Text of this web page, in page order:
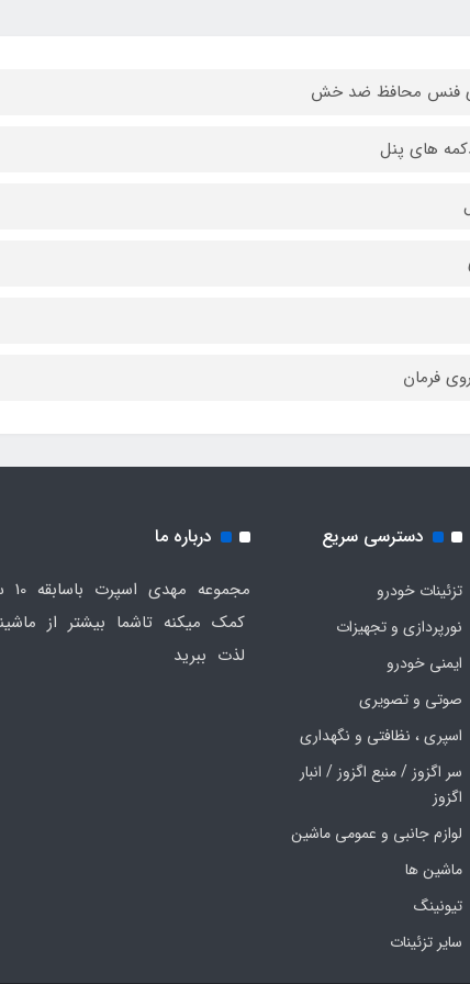
فنس محافظ ضد خش
های پنل
فرمان
دسترسی سریع
تزئینات خودرو
نورپردازی و تجهیزات
ایمنی خودرو
صوتی و تصویری
اسپری ، نظافتی و نگهداری
سر اگزوز / منبع اگزوز / انبار
اگزوز
لوازم جانبی و عمومی ماشین
ماشین ها
تیونینگ
سایر تزئینات
درباره ما
مجموعه
کمک میکنه تاشما بیشتر از
لذت ببرید